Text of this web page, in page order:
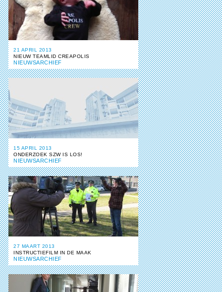
21 APRIL 2013
NIEUW TEAMLID CREAPOLIS
NIEUWSARCHIEF
15 APRIL 2013
ONDERZOEK SZW IS LOS!
NIEUWSARCHIEF
27 MAART 2013
INSTRUCTIEFILM IN DE MAAK
NIEUWSARCHIEF